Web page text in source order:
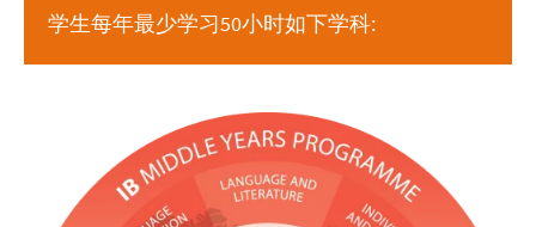
学生每年最少学习50小时如下学科: